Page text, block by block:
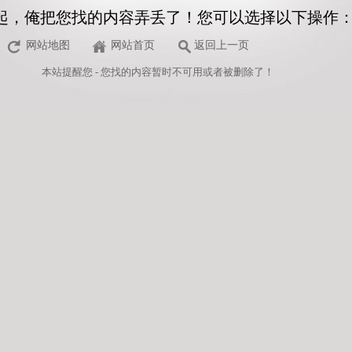
，俺把您找的内容弄丢了！您可以选择以下操作
网站地图 网站首页 返回上一页
本站提醒您 - 您找的内容暂时不可用或者被删除了！